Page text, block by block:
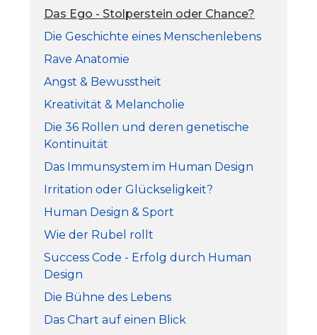
Das Ego - Stolperstein oder Chance?
Die Geschichte eines Menschenlebens
Rave Anatomie
Angst & Bewusstheit
Kreativität & Melancholie
Die 36 Rollen und deren genetische
Kontinuität
Das Immunsystem im Human Design
Irritation oder Glückseligkeit?
Human Design & Sport
Wie der Rubel rollt
Success Code - Erfolg durch Human
Design
Die Bühne des Lebens
Das Chart auf einen Blick